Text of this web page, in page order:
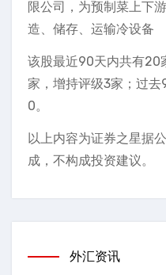
限公司，为预制菜上下
造、储存、运输冷设备
该股最近90天内共有20
家，增持评级3家；过
0。
以上内容为证券之星据
成，不构成投资建议。
外汇资讯